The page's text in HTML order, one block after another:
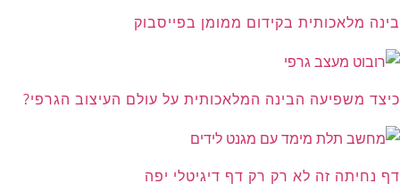
בינה מלאכותית בקידום ממומן בפייסבוק
כיצד משפיעה הבינה המלאכותית על עולם העיצוב הגרפי?
דף נחיתה זה לא רק רק דף דיגיטלי יפה